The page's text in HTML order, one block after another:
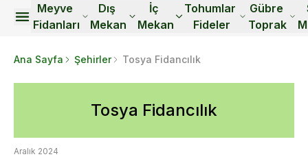
Meyve
Fidanları
Dış
Mekan
İç
Mekan
Tohumlar
Fideler
Gübre
Toprak
Ana Sayfa Şehirler Tosya Fidancılık
Tosya Fidancılık
Aralık 2024